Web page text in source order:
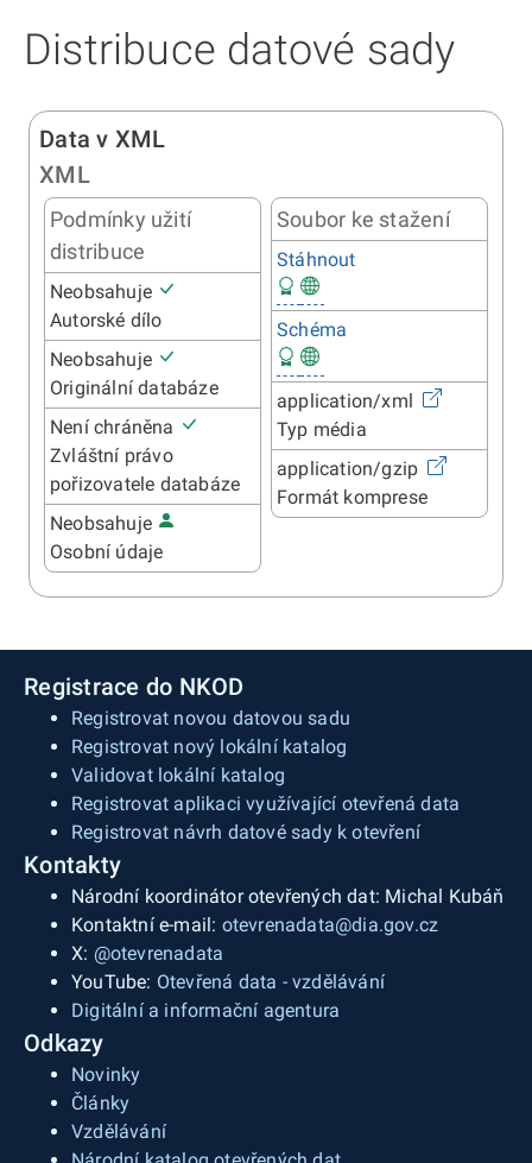
Distribuce datové sady
Data v XML
XML
Podmínky užití
distribuce
Neobsahuje
Autorské dílo
Neobsahuje
Originální databáze
Není chráněna
Zvláštní právo
pořizovatele databáze
Neobsahuje
Osobní údaje
Soubor ke stažení
Stáhnout
Schéma
application/xml
Typ média
application/gzip
Formát komprese
Registrace do NKOD
Registrovat novou datovou sadu
Registrovat nový lokální katalog
Validovat lokální katalog
Registrovat aplikaci využívající otevřená data
Registrovat návrh datové sady k otevření
Kontakty
Národní koordinátor otevřených dat: Michal Kubáň
Kontaktní e-mail: otevrenadata@dia.gov.cz
X: @otevrenadata
YouTube: Otevřená data - vzdělávání
Digitální a informační agentura
Odkazy
Novinky
Články
Vzdělávání